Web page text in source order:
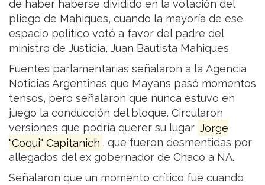
de haber haberse dividido en la votación del
pliego de Mahiques, cuando la mayoría de ese
espacio político votó a favor del padre del
ministro de Justicia, Juan Bautista Mahiques.
Fuentes parlamentarias señalaron a la Agencia
Noticias Argentinas que Mayans pasó momentos
tensos, pero señalaron que nunca estuvo en
juego la conducción del bloque. Circularon
versiones que podría querer su lugar Jorge
"Coqui" Capitanich , que fueron desmentidas por
allegados del ex gobernador de Chaco a NA.
Señalaron que un momento crítico fue cuando